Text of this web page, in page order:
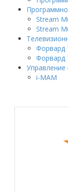
Stream
Stream
Форвард
Форвард
i-MAM